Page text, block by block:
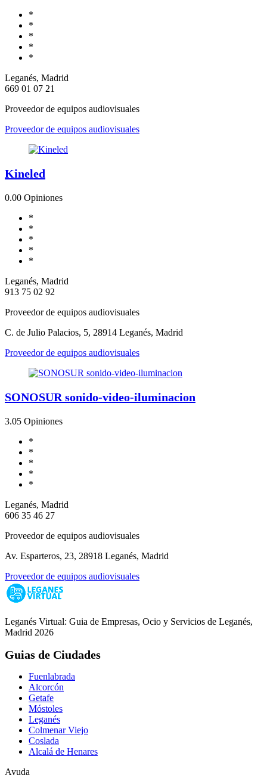
*
*
*
*
*
Leganés, Madrid
669 01 07 21
Proveedor de equipos audiovisuales
Proveedor de equipos audiovisuales
Kineled
0.00 Opiniones
*
*
*
*
*
Leganés, Madrid
913 75 02 92
Proveedor de equipos audiovisuales
C. de Julio Palacios, 5, 28914 Leganés, Madrid
Proveedor de equipos audiovisuales
SONOSUR sonido-video-iluminacion
3.05 Opiniones
*
*
*
*
*
Leganés, Madrid
606 35 46 27
Proveedor de equipos audiovisuales
Av. Esparteros, 23, 28918 Leganés, Madrid
Proveedor de equipos audiovisuales
Leganés Virtual: Guia de Empresas, Ocio y Servicios de Leganés,
Madrid 2026
Guias de Ciudades
Fuenlabrada
Alcorcón
Getafe
Móstoles
Leganés
Colmenar Viejo
Coslada
Alcalá de Henares
Ayuda